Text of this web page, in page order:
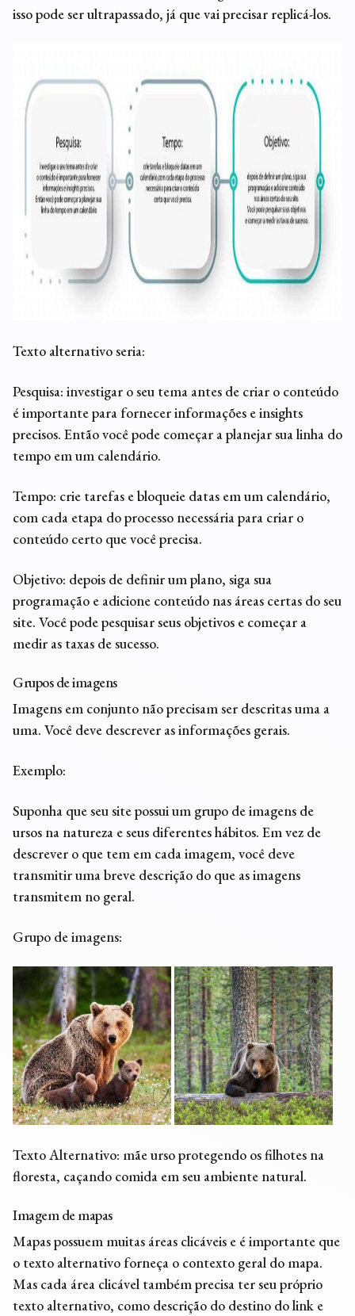
isso pode ser ultrapassado, já que vai precisar replicá-los.
Texto alternativo seria:
Pesquisa: investigar o seu tema antes de criar o conteúdo
é importante para fornecer informações e insights
precisos. Então você pode começar a planejar sua linha do
tempo em um calendário.
Tempo: crie tarefas e bloqueie datas em um calendário,
com cada etapa do processo necessária para criar o
conteúdo certo que você precisa.
Objetivo: depois de definir um plano, siga sua
programação e adicione conteúdo nas áreas certas do seu
site. Você pode pesquisar seus objetivos e começar a
medir as taxas de sucesso.
Grupos de imagens
Imagens em conjunto não precisam ser descritas uma a
uma. Você deve descrever as informações gerais.
Exemplo:
Suponha que seu site possui um grupo de imagens de
ursos na natureza e seus diferentes hábitos. Em vez de
descrever o que tem em cada imagem, você deve
transmitir uma breve descrição do que as imagens
transmitem no geral.
Grupo de imagens:
Texto Alternativo: mãe urso protegendo os filhotes na
floresta, caçando comida em seu ambiente natural.
Imagem de mapas
Mapas possuem muitas áreas clicáveis e é importante que
o texto alternativo forneça o contexto geral do mapa.
Mas cada área clicável também precisa ter seu próprio
texto alternativo, como descrição do destino do link e